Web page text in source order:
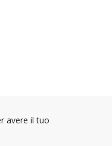
avere il tuo